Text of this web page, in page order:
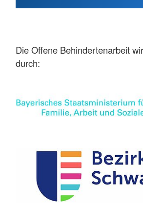
Die Offene Behindertenarbeit
durch: